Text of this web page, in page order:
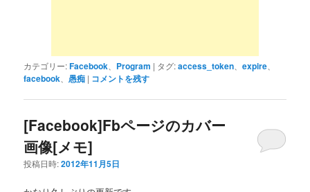
カテゴリー:Facebook Program | タグ:access_token 、expire
facebook 愚痴 | コメントを残す
[Facebook]Fbページのカバー
画像[メモ]
投稿日時:2012年11月5日